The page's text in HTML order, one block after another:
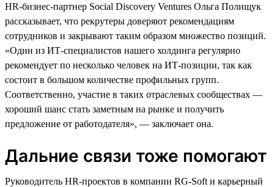
HR-бизнес-партнер Social Discovery Ventures Ольга Полищук
рассказывает, что рекрутеры доверяют рекомендациям
сотрудников и закрывают таким образом множество позиций.
«Один из ИТ-специалистов нашего холдинга регулярно
рекомендует по несколько человек на ИТ-позиции, так как
состоит в большом количестве профильных групп.
Соответственно, участие в таких отраслевых сообществах —
хороший шанс стать заметным на рынке и получить
предложение от работодателя», — заключает она.
Дальние связи тоже помогают
Руководитель HR-проектов в компании RG-Soft и карьерный